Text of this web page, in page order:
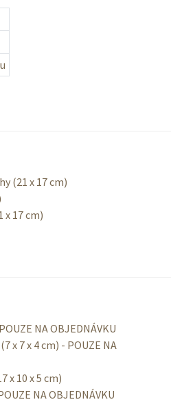
(21 x 17 cm)
x 17 cm)
NA OBJEDNÁVKU
x 7 x 4 cm) - POUZE NA
x 10 x 5 cm)
NA OBJEDNÁVKU